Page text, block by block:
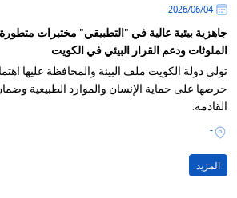
04‏/06‏/2026
جاهزية بيئية عالية في "التطبيقي" مختبرات
الملوثات ودعم القرار البيئي في الكويت
تولي دولة الكويت ملف البيئة والمحافظة عليها
حرصها على حماية الإنسان والموارد الطبيعية
القادمة.
-
المزيد